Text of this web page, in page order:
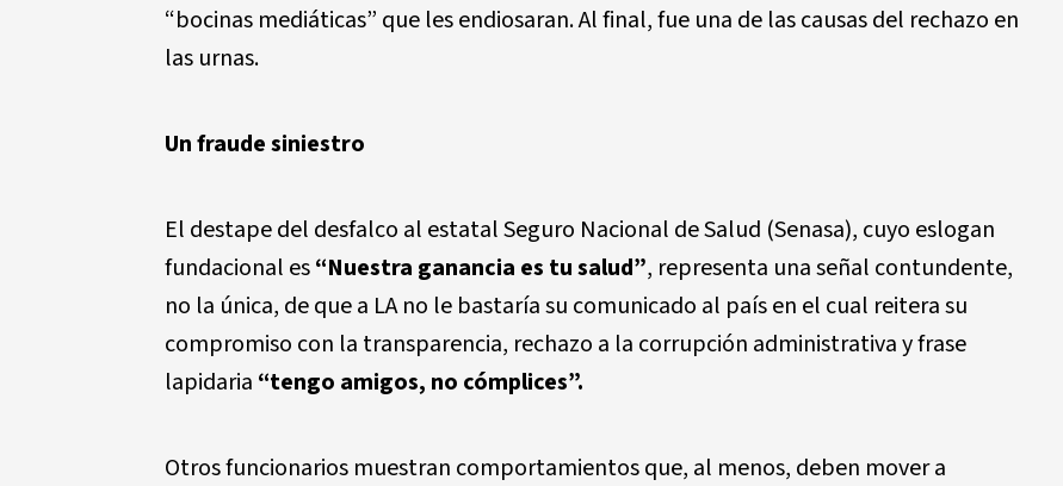
“bocinas mediáticas” que les endiosaran. Al final, fue una de las causas del rechazo en
las urnas.
Un fraude siniestro
El destape del desfalco al estatal Seguro Nacional de Salud (Senasa), cuyo eslogan
fundacional es“Nuestra ganancia es tu salud”, representa una señal contundente,
no la única, de que a LA no le bastaría su comunicado al país en el cual reitera su
compromiso con la transparencia, rechazo a la corrupción administrativa y frase
lapidaria “tengo amigos, no cómplices”.
Otros funcionarios muestran comportamientos que, al menos, deben mover a